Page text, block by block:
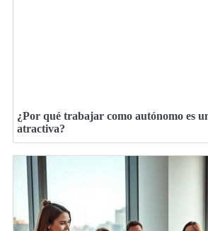
¿Por qué trabajar como autónomo es
atractiva?